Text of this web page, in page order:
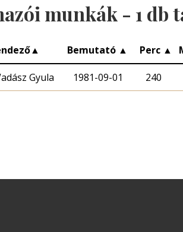
munkák - 1 db
▲ Bemutató ▲ Perc ▲
Gyula 1981-09-01 240